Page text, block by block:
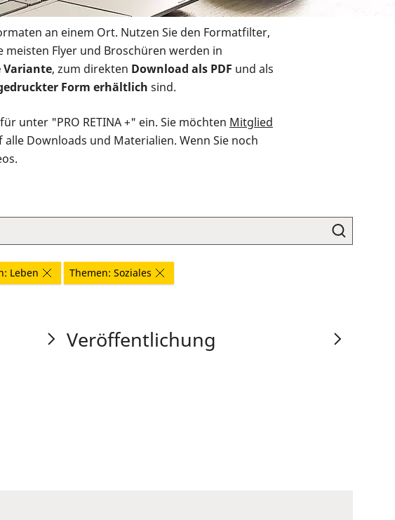
an einem Ort. Nutzen Sie den Formatfilter,
meisten Flyer und Broschüren werden in
Variante, zum direkten Download als PDF und als
Form erhältlich sind.
unter "PRO RETINA +" ein. Sie möchten Mitglied
Downloads und Materialien. Wenn Sie noch
Leben
Themen: Soziales
Veröffentlichung